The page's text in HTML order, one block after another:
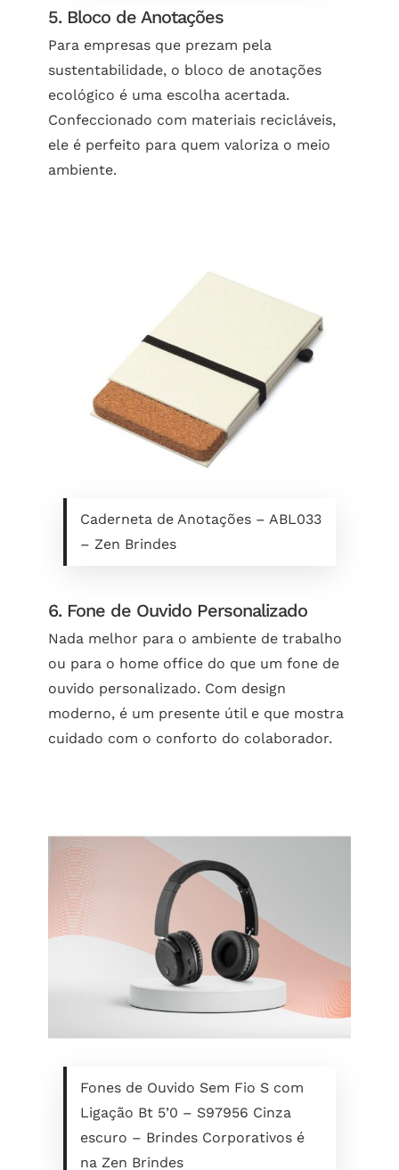
5. Bloco de Anotações
Para empresas que prezam pela
sustentabilidade, o bloco de anotações
ecológico é uma escolha acertada.
Confeccionado com materiais recicláveis,
ele é perfeito para quem valoriza o meio
ambiente.
Caderneta de Anotações – ABL033
– Zen Brindes
6. Fone de Ouvido Personalizado
Nada melhor para o ambiente de trabalho
ou para o home office do que um fone de
ouvido personalizado. Com design
moderno, é um presente útil e que mostra
cuidado com o conforto do colaborador.
Fones de Ouvido Sem Fio S com
Ligação Bt 5’0 – S97956 Cinza
escuro – Brindes Corporativos é
na Zen Brindes